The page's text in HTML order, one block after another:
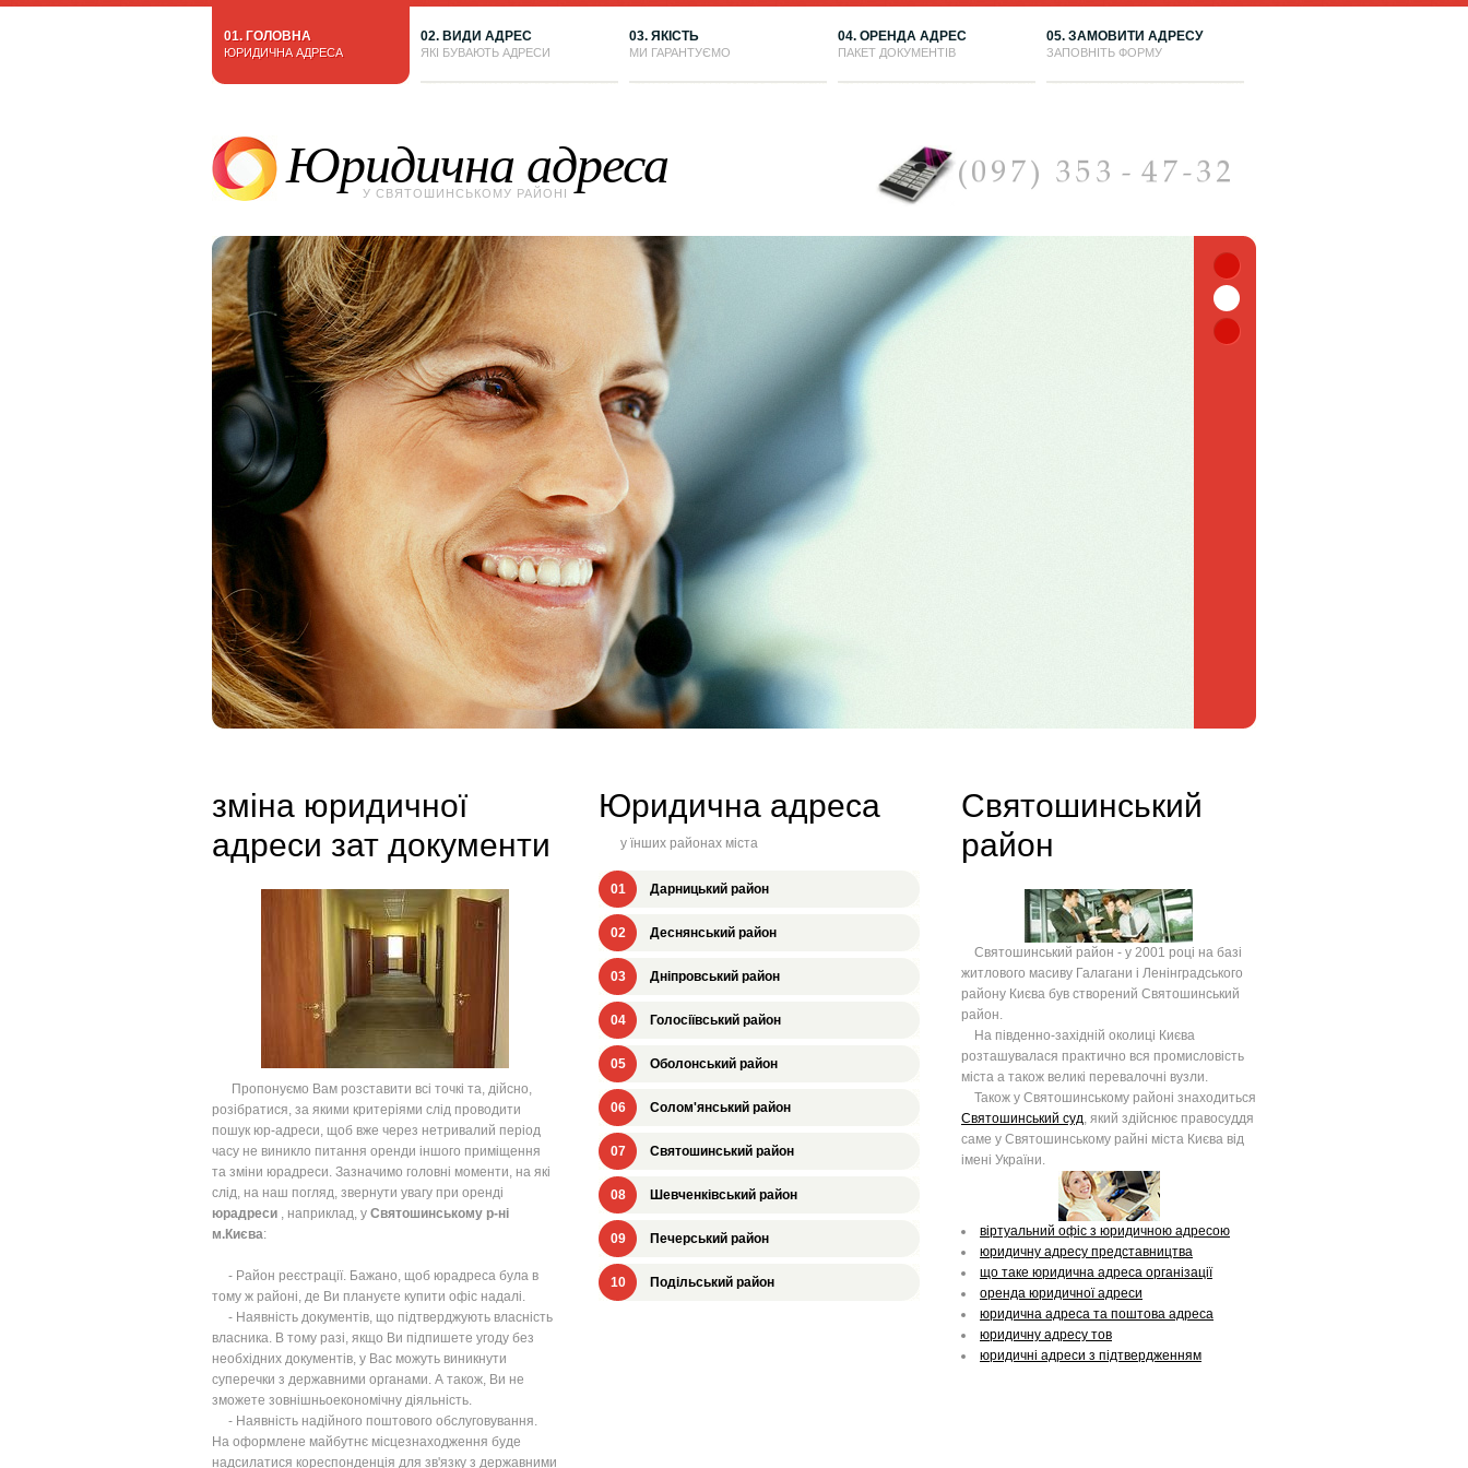
01. ГОЛОВНА
ЮРИДИЧНА АДРЕСА
02. ВИДИ АДРЕС
ЯКІ БУВАЮТЬ АДРЕСИ
03. ЯКІСТЬ
МИ ГАРАНТУЄМО
04. ОРЕНДА АДРЕС
ПАКЕТ ДОКУМЕНТІВ
05. ЗАМОВИТИ АДРЕСУ
ЗАПОВНІТЬ ФОРМУ
Юридична адреса
У СВЯТОШИНСЬКОМУ РАЙОНІ
зміна юридичної
адреси зат документи
Пропонуємо Вам розставити всі точкі та, дійсно,
розібратися, за якими критеріями слід проводити
пошук юр-адреси, щоб вже через нетривалий період
часу не виникло питання оренди іншого приміщення
та зміни юрадреси. Зазначимо головні моменти, на які
слід, на наш погляд, звернути увагу при оренді
юрадреси , наприклад, у Святошинському р-ні
м.Києва:
- Район реєстрації. Бажано, щоб юрадреса була в
тому ж районі, де Ви плануєте купити офіс надалі.
- Наявність документів, що підтверджують власність
власника. В тому разі, якщо Ви підпишете угоду без
необхідних документів, у Вас можуть виникнути
суперечки з державними органами. А також, Ви не
зможете зовнішньоекономічну діяльність.
- Наявність надійного поштового обслуговування.
На оформлене майбутнє місцезнаходження буде
надсилатися кореспонденція для зв'язку з державними
Юридична адреса
у їнших районах міста
01 Дарницький район
02 Деснянський район
03 Дніпровський район
04 Голосіївський район
05 Оболонський район
06 Солом'янський район
07 Святошинський район
08 Шевченківський район
09 Печерський район
10 Подільський район
Святошинський
район
Святошинський район - у 2001 році на базі
житлового масиву Галагани і Ленінградського
району Києва був створений Святошинський
район.
На південно-західній околиці Києва
розташувалася практично вся промисловість
міста а також великі перевалочні вузли.
Також у Святошинському районі знаходиться
Святошинський суд, який здійснює правосуддя
саме у Святошинському райні міста Києва від
імені України.
віртуальний офіс з юридичною адресою
юридичну адресу представництва
що таке юридична адреса організації
оренда юридичної адреси
юридична адреса та поштова адреса
юридичну адресу тов
юридичні адреси з підтвердженням